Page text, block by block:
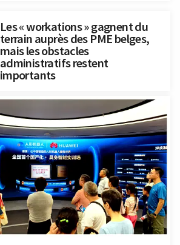
Les « workations » gagnent du
terrain auprès des PME belges,
mais les obstacles
administratifs restent
importants